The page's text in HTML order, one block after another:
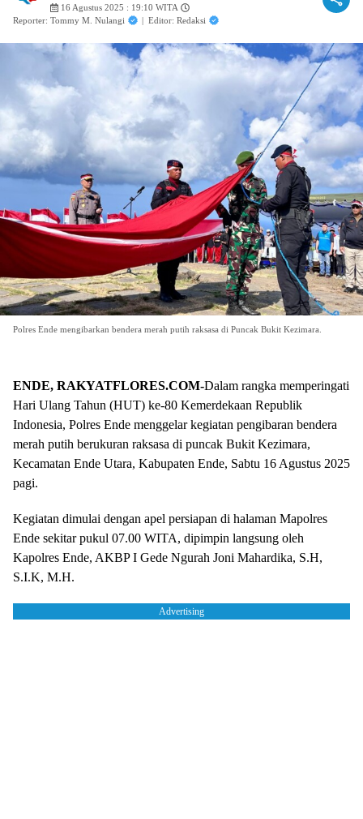
16 Agustus 2025 : 19:10 WITA
Reporter: Tommy M. Nulangi
| Editor: Redaksi
Polres Ende mengibarkan bendera merah putih raksasa di Puncak Bukit Kezimara.
ENDE, RAKYATFLORES.COM-Dalam rangka memperingati
Hari Ulang Tahun (HUT) ke-80 Kemerdekaan Republik
Indonesia, Polres Ende menggelar kegiatan pengibaran bendera
merah putih berukuran raksasa di puncak Bukit Kezimara,
Kecamatan Ende Utara, Kabupaten Ende, Sabtu 16 Agustus 2025
pagi.
Kegiatan dimulai dengan apel persiapan di halaman Mapolres
Ende sekitar pukul 07.00 WITA, dipimpin langsung oleh
Kapolres Ende, AKBP I Gede Ngurah Joni Mahardika, S.H,
S.I.K, M.H.
Advertising